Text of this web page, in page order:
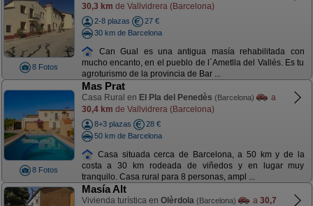
8 Fotos
30,3 km de Vallvidrera (Barcelona)
2-8 plazas
27 €
30 km de Barcelona
Can Gual es una antigua masía rehabilitada con
mucho encanto, en el pueblo de l´Ametlla del Vallés. Es tu
agroturismo de la provincia de Bar ...
8 Fotos
Mas Prat
Casa Rural en El Pla del Penedès (Barcelona)
a
30,4 km de Vallvidrera (Barcelona)
8+3 plazas
28 €
50 km de Barcelona
Casa situada cerca de Barcelona, a 50 km y de la
costa a 30 km rodeada de viñedos y en lugar muy
tranquilo. Casa rural para 8 personas, ampl ...
Masía Alt
Vivienda turística en Olèrdola (Barcelona) a 30,7